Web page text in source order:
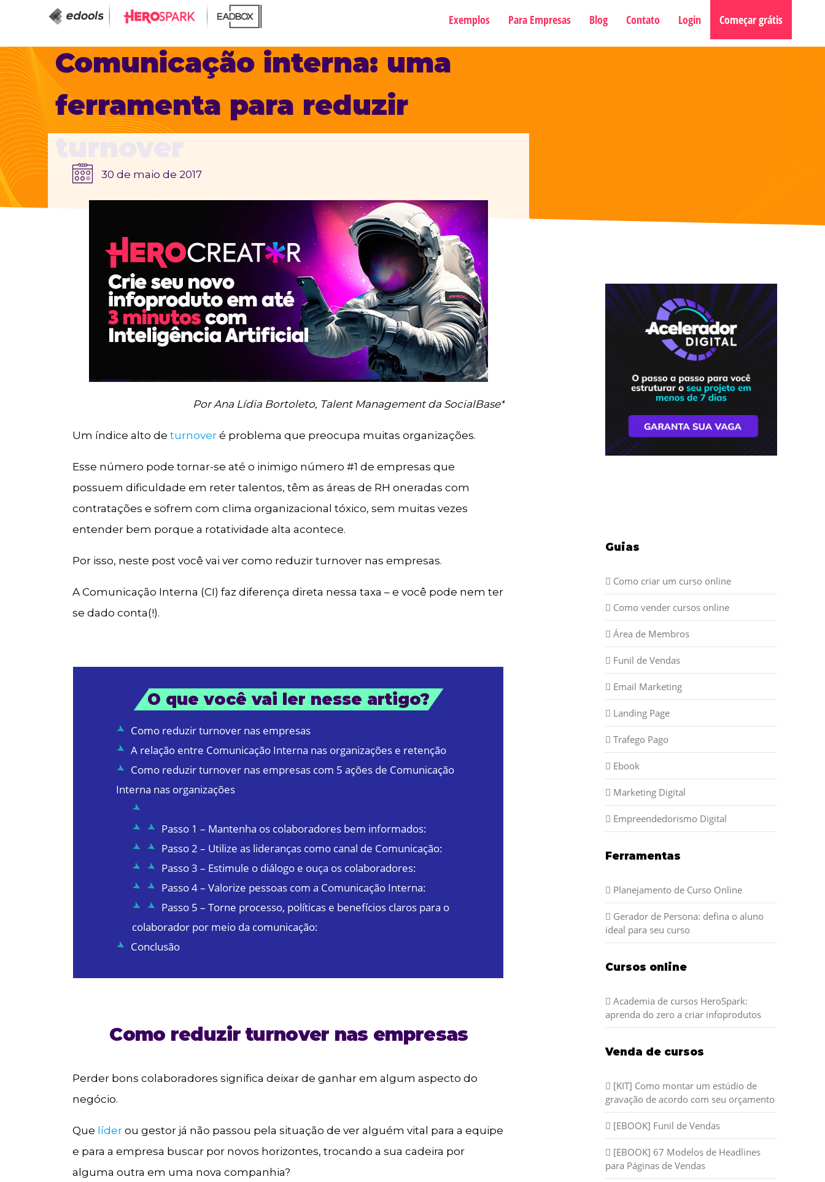
Exemplos Para Empresas Blog Contato Login Começar grátis
Comunicação interna: uma
ferramenta para reduzir
30 de maio de 2017
Por Ana Lídia Bortoleto, Talent Management da SocialBase*
Um índice alto deturnover é problema que preocupa muitas organizações.
Esse número pode tornar-se até o inimigo número #1 de empresas que
possuem dificuldade em reter talentos, têm as áreas de RH oneradas com
contratações e sofrem com clima organizacional tóxico, sem muitas vezes
entender bem porque a rotatividade alta acontece.
Por isso, neste post você vai ver como reduzir turnover nas empresas.
A Comunicação Interna (CI) faz diferença direta nessa taxa – e você pode nem ter
se dado conta(!).
O que você vai ler nesse artigo?
Como reduzir turnover nas empresas
A relação entre Comunicação Interna nas organizações e retenção
Como reduzir turnover nas empresas com 5 ações de Comunicação
Interna nas organizações
Passo 1 – Mantenha os colaboradores bem informados:
Passo 2 – Utilize as lideranças como canal de Comunicação:
Passo 3 – Estimule o diálogo e ouça os colaboradores:
Passo 4 – Valorize pessoas com a Comunicação Interna:
Passo 5 – Torne processo, políticas e benefícios claros para o
colaborador por meio da comunicação:
Conclusão
Como reduzir turnover nas empresas
Perder bons colaboradores significa deixar de ganhar em algum aspecto do
negócio.
Que líder ou gestor já não passou pela situação de ver alguém vital para a equipe
e para a empresa buscar por novos horizontes, trocando a sua cadeira por
alguma outra em uma nova companhia?
Guias
Como criar um curso online
Como vender cursos online
Área de Membros
Funil de Vendas
Email Marketing
Landing Page
Trafego Pago
Ebook
Marketing Digital
Empreendedorismo Digital
Ferramentas
Planejamento de Curso Online
Gerador de Persona: defina o aluno
ideal para seu curso
Cursos online
Academia de cursos HeroSpark:
aprenda do zero a criar infoprodutos
Venda de cursos
[KIT] Como montar um estúdio de
gravação de acordo com seu orçamento
[EBOOK] Funil de Vendas
[EBOOK] 67 Modelos de Headlines
para Páginas de Vendas